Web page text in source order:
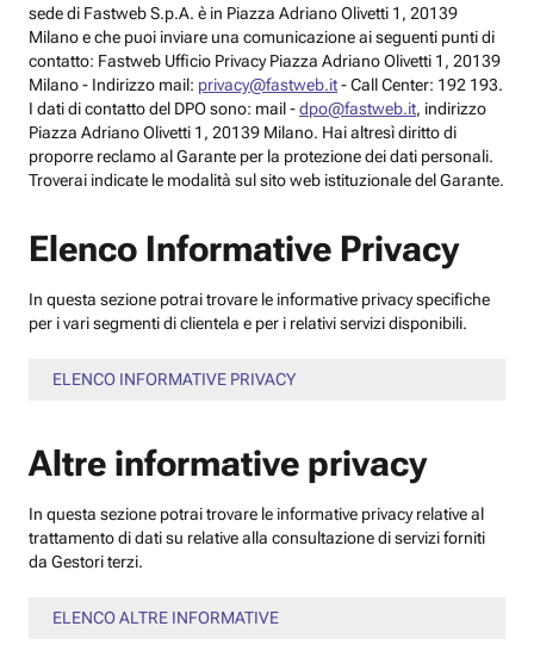
sede di Fastweb S.p.A. è in Piazza Adriano Olivetti 1, 20139
Milano e che puoi inviare una comunicazione ai seguenti punti di
contatto: Fastweb Ufficio Privacy Piazza Adriano Olivetti 1, 20139
Milano - Indirizzo mail: privacy@fastweb.it- Call Center: 192 193.
I dati di contatto del DPO sono: mail -dpo@fastweb.it, indirizzo
Piazza Adriano Olivetti 1, 20139 Milano. Hai altresì diritto di
proporre reclamo al Garante per la protezione dei dati personali.
Troverai indicate le modalità sul sito web istituzionale del Garante.
Elenco Informative Privacy
In questa sezione potrai trovare le informative privacy specifiche
per i vari segmenti di clientela e per i relativi servizi disponibili.
ELENCO INFORMATIVE PRIVACY
Altre informative privacy
In questa sezione potrai trovare le informative privacy relative al
trattamento di dati su relative alla consultazione di servizi forniti
da Gestori terzi.
ELENCO ALTRE INFORMATIVE